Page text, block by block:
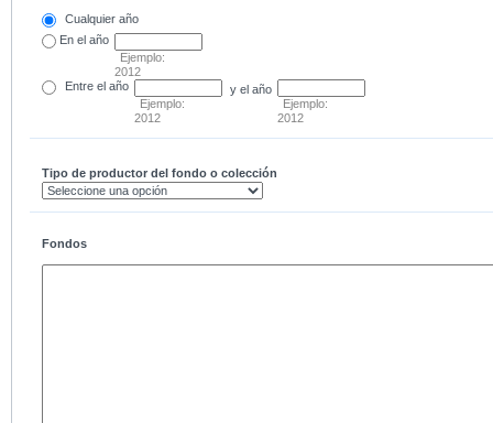
Cualquier año
En el año
Ejemplo:
2012
Entre el año
Ejemplo:
2012
y el año
Ejemplo:
2012
Tipo de productor del fondo o colección
Fondos